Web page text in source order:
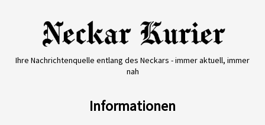
Ihre Nachrichtenquelle entlang des Neckars - immer aktuell, immer
nah
Informationen